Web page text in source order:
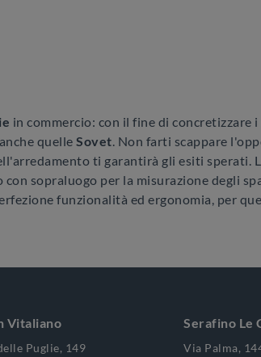
in commercio: con il fine di
quelle Sovet. Non farti scappare
ti garantirà gli esiti sperati.
sopraluogo per la misurazione degli
funzionalità ed ergonomia, per
Vitaliano
Puglie, 149
Serafino Le
Via Palma,